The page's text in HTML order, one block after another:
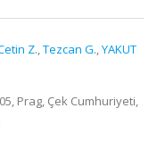
Z.,Tezcan G.,YAKUT
Prag, Çek Cumhuriyeti,